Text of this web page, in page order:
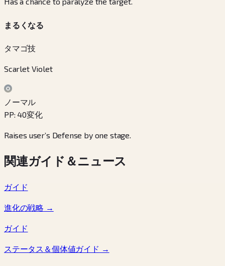
まるくなる
タマゴ技
Scarlet Violet
ノーマル
PP: 40変化
Raises user’s Defense by one stage.
関連ガイド＆ニュース
ガイド
進化の戦略 →
ガイド
ステータス＆個体値ガイド →